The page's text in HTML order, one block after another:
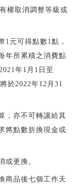
權取消調整等級或
1元可得點數1點，
年所累積之消費點
年1月1日至
於2022年12月31
，亦不可轉讓給其
將點數折換現金或
或更換。
商品後七個工作天